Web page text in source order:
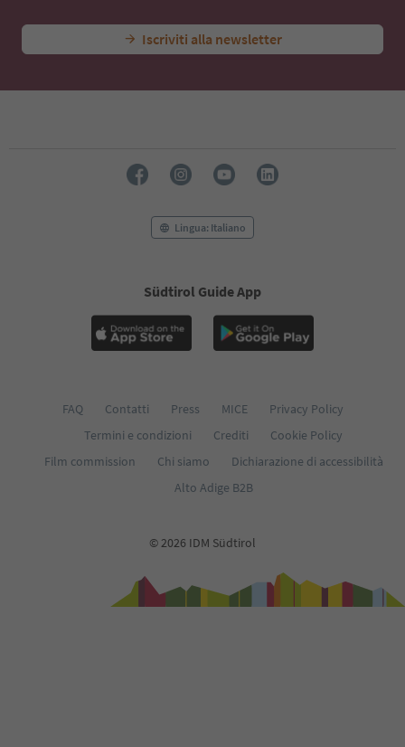
Iscriviti alla newsletter
Lingua: Italiano
Südtirol Guide App
FAQ Contatti Press MICE
Privacy Policy
Termini e condizioni
Crediti
Cookie Policy
Film commission
Chi siamo
Dichiarazione di accessibilità
Alto Adige B2B
© 2026 IDM Südtirol